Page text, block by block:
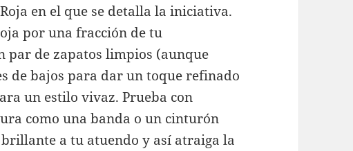
en el que se detalla la iniciativa.
por una fracción de tu
par de zapatos limpios (aunque
de bajos para dar un toque refinado
un estilo vivaz. Prueba con
como una banda o un cinturón
a tu atuendo y así atraiga la